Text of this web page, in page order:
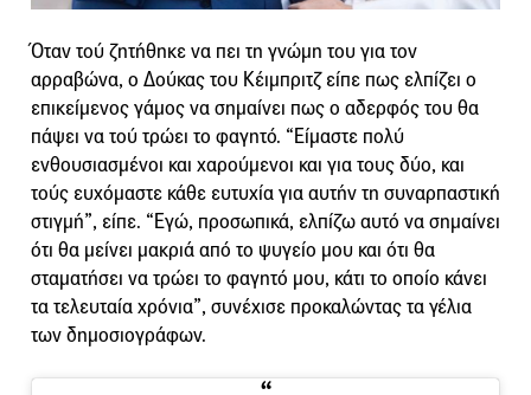
Όταν τού ζητήθηκε να πει τη γνώμη του για τον
αρραβώνα, ο Δούκας του Κέιμπριτζ είπε πως ελπίζει ο
επικείμενος γάμος να σημαίνει πως ο αδερφός του θα
πάψει να τού τρώει το φαγητό. “Είμαστε πολύ
ενθουσιασμένοι και χαρούμενοι και για τους δύο, και
τούς ευχόμαστε κάθε ευτυχία για αυτήν τη συναρπαστική
στιγμή”, είπε. “Εγώ, προσωπικά, ελπίζω αυτό να σημαίνει
ότι θα μείνει μακριά από το ψυγείο μου και ότι θα
σταματήσει να τρώει το φαγητό μου, κάτι το οποίο κάνει
τα τελευταία χρόνια”, συνέχισε προκαλώντας τα γέλια
των δημοσιογράφων.